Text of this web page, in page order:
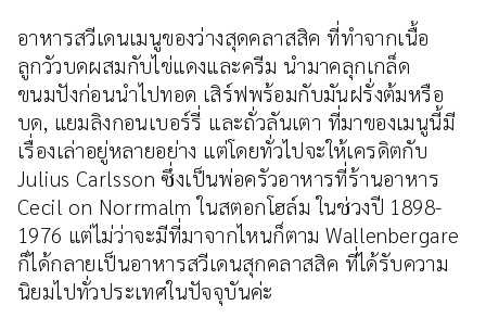
อาหารสวีเดนเมนูของว่างสุดคลาสสิค ที่ทำจากเนื้อ
ลูกวัวบดผสมกับไข่แดงและครีม นำมาคลุกเกล็ด
ขนมปังก่อนนำไปทอด เสิร์ฟพร้อมกับมันฝรั่งต้มหรือ
บด, แยมลิงกอนเบอร์รี่ และถั่วลันเตา ที่มาของเมนูนี้มี
เรื่องเล่าอยู่หลายอย่าง แต่โดยทั่วไปจะให้เครดิตกับ
Julius Carlsson ซึ่งเป็นพ่อครัวอาหารที่ร้านอาหาร
Cecil on Norrmalm ในสตอกโฮล์ม ในช่วงปี 1898-
1976 แต่ไม่ว่าจะมีที่มาจากไหนก็ตาม Wallenbergare
ก็ได้กลายเป็นอาหารสวีเดนสุกคลาสสิค ที่ได้รับความ
นิยมไปทั่วประเทศในปัจจุบันค่ะ